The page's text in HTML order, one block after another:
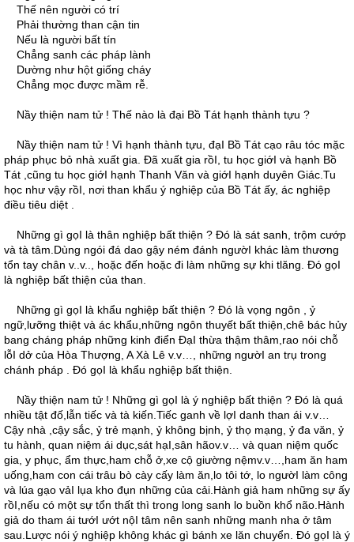
Thế nên người có trí
Phải thường than cận tin
Nếu là người bất tín
Chẳng sanh các pháp lành
Dường như hột giống cháy
Chẳng mọc được mầm rễ.
Nầy thiện nam tử ! Thế nào là đại Bồ Tát hạnh thành tựu ?
Nầy thiện nam tử ! Vì hạnh thành tựu, đạI Bồ Tát cạo râu tóc mặc
pháp phục bỏ nhà xuất gia. Ðã xuất gia rồI, tu học giớI và hạnh Bồ
Tát ,cũng tu học giớI hạnh Thanh Văn và giớI hạnh duyên Giác.Tu
học như vậy rồI, nơi than khẩu ý nghiệp của Bồ Tát ấy, ác nghiệp
điều tiêu diệt .
Những gì gọI là thân nghiệp bất thiện ? Ðó là sát sanh, trộm cướp
và tà tâm.Dùng ngói đá dao gậy ném đánh ngườI khác làm thương
tổn tay chân v..v.., hoặc đến hoặc đi làm những sự khi tlăng. Ðó gọI
là nghiệp bất thiện của than.
Những gì gọI là khẩu nghiệp bất thiện ? Ðó là vọng ngôn , ỷ
ngữ,lưỡng thiệt và ác khẩu,những ngôn thuyết bất thiện,chê bác hủy
bang cháng pháp những kinh điển ÐạI thừa thậm thâm,rao nói chỗ
lỗI dở của Hòa Thượng, A Xà Lê v.v…, những ngườI an trụ trong
chánh pháp . Ðó gọI là khẩu nghiệp bất thiện.
Nầy thiện nam tử ! Những gì gọI là ý nghiệp bất thiện ? Ðó là quá
nhiều tật đố,lẫn tiếc và tà kiến.Tiếc ganh về lợI danh than ái v.v…
Cậy nhà ,cậy sắc, ỷ trẻ mạnh, ỷ không bịnh, ỷ thọ mạng, ỷ đa văn, ỷ
tu hành, quan niệm ái dục,sát hạI,sân hãov.v… và quan niệm quốc
gia, y phục, ẩm thực,ham chỗ ở,xe cộ giường nệmv.v…,ham ăn ham
uống,ham con cái trâu bò cày cấy làm ăn,lo tôi tớ, lo ngườI làm công
và lúa gạo vảI lụa kho đụn những của cải.Hành giả ham những sự ấy
rồI,nếu có một sự tổn thất thì trong long sanh lo buồn khổ não.Hành
giả do tham ái tướI ướt nộI tâm nên sanh những manh nha ở tâm
sau.Lược nói ý nghiệp không khác gì bánh xe lăn chuyển. Ðó gọI là ý